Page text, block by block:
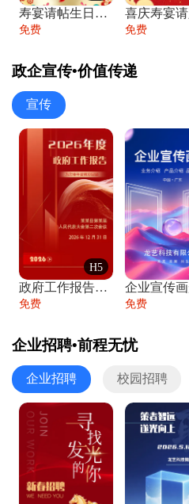
寿宴请帖生日宴邀请函老人寿星生日快乐祝寿
免费 免费
政企宣传•价值传递
宣传
H5
政府工作报告政府年终工作总结
免费 免费
企业招聘•前程无忧
企业招聘 校园招聘